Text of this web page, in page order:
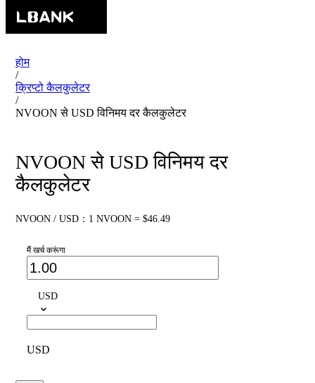
होम
/
क्रिप्टो कैलकुलेटर
/
NVOON से USD विनिमय दर कैलकुलेटर
NVOON से USD विनिमय दर
कैलकुलेटर
NVOON / USD：1 NVOON = $46.49
मैं खर्च करूंगा
USD
USD